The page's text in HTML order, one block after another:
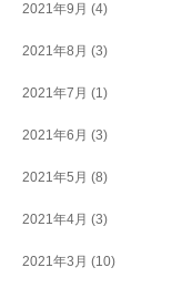
2021年9月 (4)
2021年8月 (3)
2021年7月 (1)
2021年6月 (3)
2021年5月 (8)
2021年4月 (3)
2021年3月 (10)